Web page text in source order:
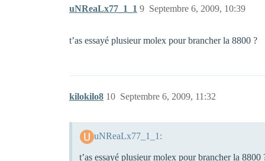
uNReaLx77_1_1 Septembre 6, 2009, 10:39
9
t’as essayé plusieur molex pour brancher la 8800 ?
kilokilo8 Septembre 6, 2009, 11:32
10
uNReaLx77_1_1:
t’as essayé plusieur molex pour brancher la 8800